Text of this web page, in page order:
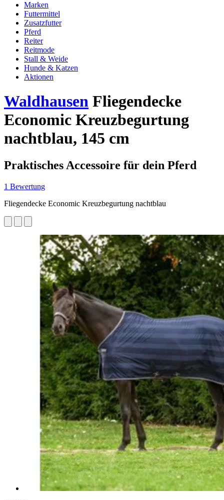
Marken
Futtermittel
Zusatzfutter
Pferd
Reiter
Reitmode
Stall & Weide
Hunde & Katzen
Aktionen
Waldhausen Fliegendecke
Economic Kreuzbegurtung
nachtblau, 145 cm
Praktisches Accessoire für dein Pferd
1 Bewertung
Fliegendecke Economic Kreuzbegurtung nachtblau